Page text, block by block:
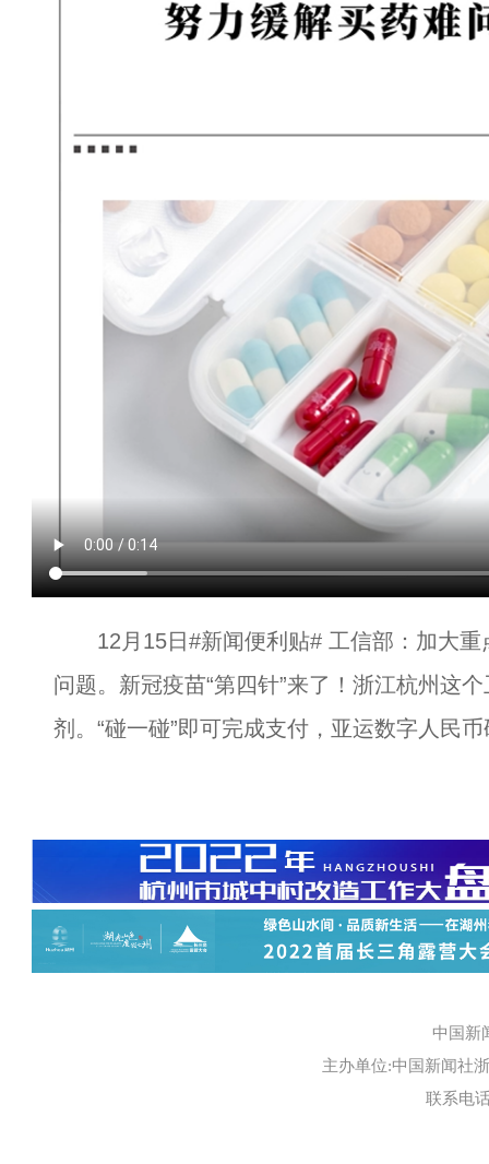
12月15日#新闻便利贴# 工信部：加大重
问题。新冠疫苗“第四针”来了！浙江杭州这
剂。“碰一碰”即可完成支付，亚运数字人民
中国新
主办单位:中国新闻社
联系电